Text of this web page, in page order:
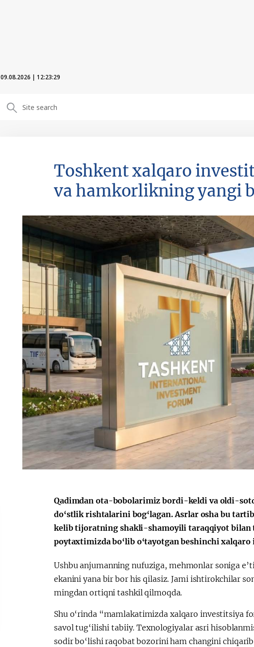
09.08.2026 | 12:23:30
First Central Asia -
China Summit
Toshkent xalqaro
va hamkorlikning yangi
Qadimdan ota-bobolarimiz bordi-keldi va oldi-
do‘stlik rishtalarini bog‘lagan. Asrlar osha bu
kelib tijoratning shakli-shamoyili taraqqiyot bilan
poytaxtimizda bo‘lib o‘tayotgan beshinchi
Ushbu anjumanning nufuziga, mehmonlar soniga
ekanini yana bir bor his qilasiz. Jami ishtirokchilar
mingdan ortiqni tashkil qilmoqda.
Shu o‘rinda “mamlakatimizda xalqaro investitsiya
savol tug‘ilishi tabiiy. Texnologiyalar asri
sodir bo‘lishi raqobat bozorini ham changini